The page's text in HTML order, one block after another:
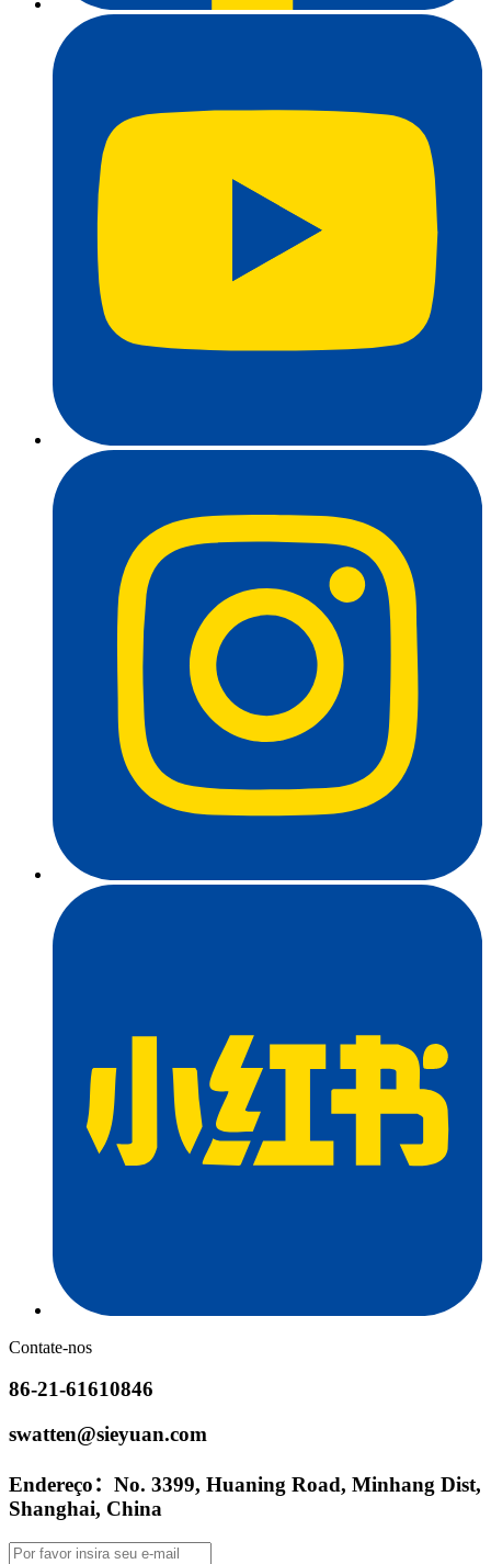
Contate-nos
86-21-61610846
swatten@sieyuan.com
Endereço：No. 3399, Huaning Road, Minhang Dist,
Shanghai, China